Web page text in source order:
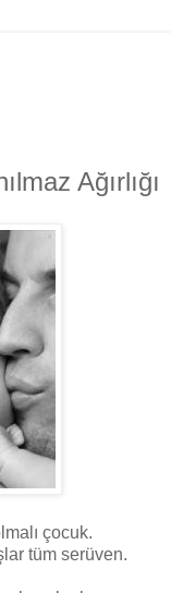
Ağırlığı
çocuk.
tüm serüven.